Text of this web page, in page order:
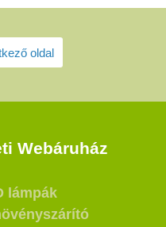
oldal
Webáruház
lámpák